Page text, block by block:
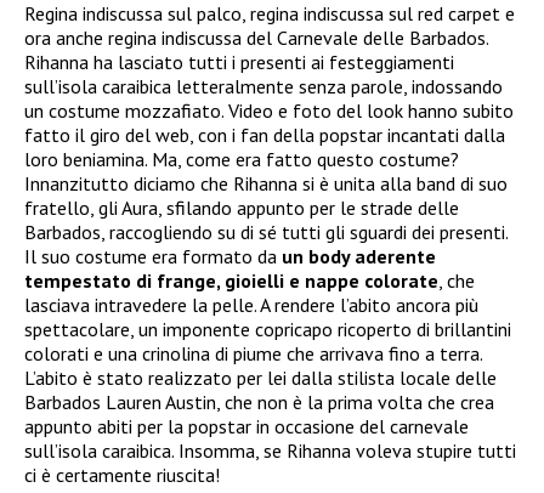
Regina indiscussa sul palco, regina indiscussa sul red carpet e
ora anche regina indiscussa del Carnevale delle Barbados.
Rihanna ha lasciato tutti i presenti ai festeggiamenti
sull’isola caraibica letteralmente senza parole, indossando
un costume mozzafiato. Video e foto del look hanno subito
fatto il giro del web, con i fan della popstar incantati dalla
loro beniamina. Ma, come era fatto questo costume?
Innanzitutto diciamo che Rihanna si è unita alla band di suo
fratello, gli Aura, sfilando appunto per le strade delle
Barbados, raccogliendo su di sé tutti gli sguardi dei presenti.
Il suo costume era formato da un body aderente
tempestato di frange, gioielli e nappe colorate, che
lasciava intravedere la pelle. A rendere l’abito ancora più
spettacolare, un imponente copricapo ricoperto di brillantini
colorati e una crinolina di piume che arrivava fino a terra.
L’abito è stato realizzato per lei dalla stilista locale delle
Barbados Lauren Austin, che non è la prima volta che crea
appunto abiti per la popstar in occasione del carnevale
sull’isola caraibica. Insomma, se Rihanna voleva stupire tutti
ci è certamente riuscita!